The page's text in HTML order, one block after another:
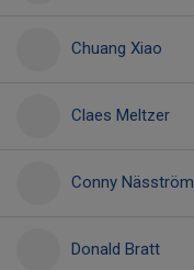
Chuang Xiao
Claes Meltzer
Conny Näsström
Donald Bratt